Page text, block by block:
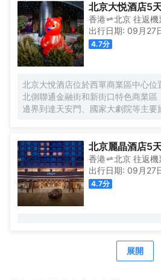
北京大悦酒店5
香港 北京 往返機
出行日期: 09月27
4.7分
北京大悅酒店位於西單商業區中心位
北側聯通金融街和新街口特色商業區
邊界到達天安門、國家大劇院等主要
酒店在中糧品牌家族的盛譽之下孕育
屬一個城市綜合體，周邊生活配套齊
決，出行快捷方便，酒店內免費高速
酒店可盡情暢享歡樂時光！
Le Joy大悅酒店擁有三百餘間唯美客
氣的裝修風格，讓客人在商旅之餘，
酒店內配套設施完善，爲差旅精英客
環境，讓社交具有更多可能性；
北京麗晶酒店5
香港 北京 往返機
出行日期: 09月27
4.7分
展開